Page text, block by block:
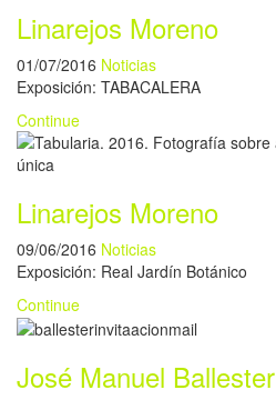
Linarejos Moreno
01/07/2016 Noticias
Exposición: TABACALERA
Continue
Linarejos Moreno
09/06/2016 Noticias
Exposición: Real Jardín Botánico
Continue
José Manuel Ballester